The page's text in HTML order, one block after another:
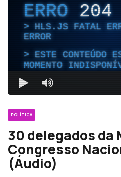
ERRO204
HLS.JS FATAL
ERROR
ESTE CONTEÚDO
MOMENTO
POLÍTICA
30 delegados da
Congresso
(Áudio)